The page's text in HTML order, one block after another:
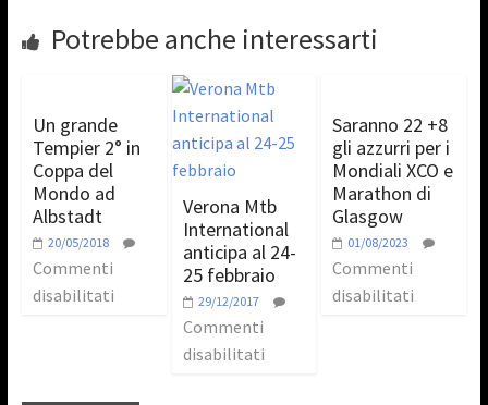
Potrebbe anche interessarti
Un grande
Tempier 2° in
Coppa del
Mondo ad
Albstadt
20/05/2018
Commenti
disabilitati
Verona Mtb
International
anticipa al 24-
25 febbraio
29/12/2017
Commenti
disabilitati
Saranno 22 +8
gli azzurri per i
Mondiali XCO e
Marathon di
Glasgow
01/08/2023
Commenti
disabilitati